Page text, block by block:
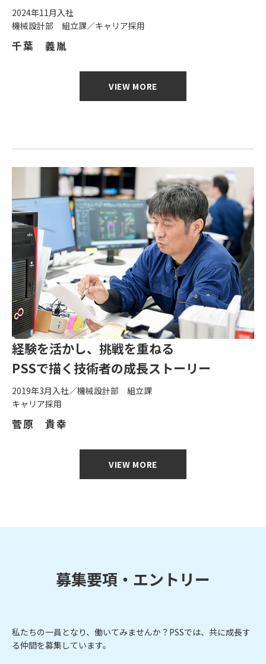
2024年11月入社
機械設計部 組立課／キャリア採用
千葉 義胤
VIEW MORE
経験を活かし、挑戦を重ねる
PSSで描く技術者の成長ストーリー
2019年3月入社／機械設計部 組立課
キャリア採用
菅原 貴幸
VIEW MORE
募集要項・エントリー
私たちの一員となり、働いてみませんか？PSSでは、共に成長す
る仲間を募集しています。